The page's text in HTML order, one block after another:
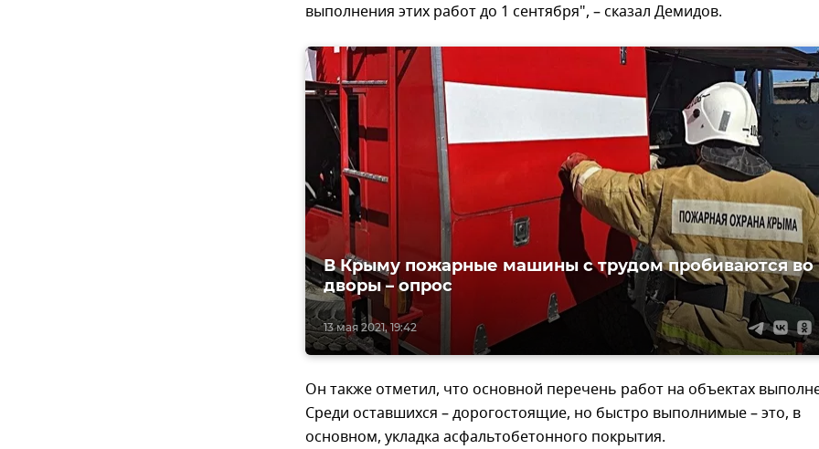
выполнения этих работ до 1 сентября", – сказал Демидов.
13 мая 2021, 19:42
В Крыму пожарные машины с трудом пробиваются во
дворы – опрос
Он также отметил, что основной перечень работ на объектах
Среди оставшихся – дорогостоящие, но быстро выполнимые – это, в
основном, укладка асфальтобетонного покрытия.